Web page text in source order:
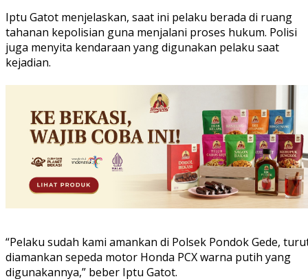
Iptu Gatot menjelaskan, saat ini pelaku berada di ruang
tahanan kepolisian guna menjalani proses hukum. Polisi
juga menyita kendaraan yang digunakan pelaku saat
kejadian.
“Pelaku sudah kami amankan di Polsek Pondok Gede,
diamankan sepeda motor Honda PCX warna putih yang
digunakannya,” beber Iptu Gatot.